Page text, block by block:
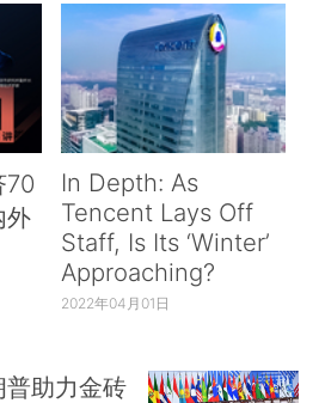
70
外
In Depth: As
Tencent Lays Off
Staff, Is Its ‘Winter’
Approaching?
2022年04月01日
助力金砖